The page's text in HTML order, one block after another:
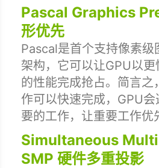
Pascal Graphics
形优先
Pascal是首个支持像素级
架构，它可以让GPU以
的性能完成抢占。简言之
作可以快速完成，GPU
要的工作，让重要工作优
Simultaneous
SMP 硬件多重投影